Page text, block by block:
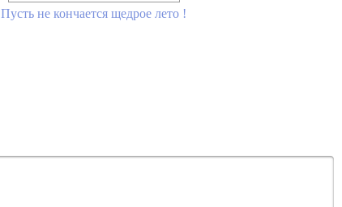
Пусть не кончается щедрое лето !